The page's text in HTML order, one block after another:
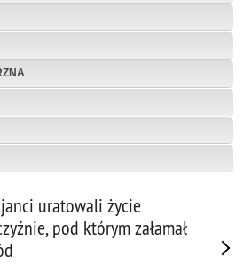
uratowali życie
pod którym załamał